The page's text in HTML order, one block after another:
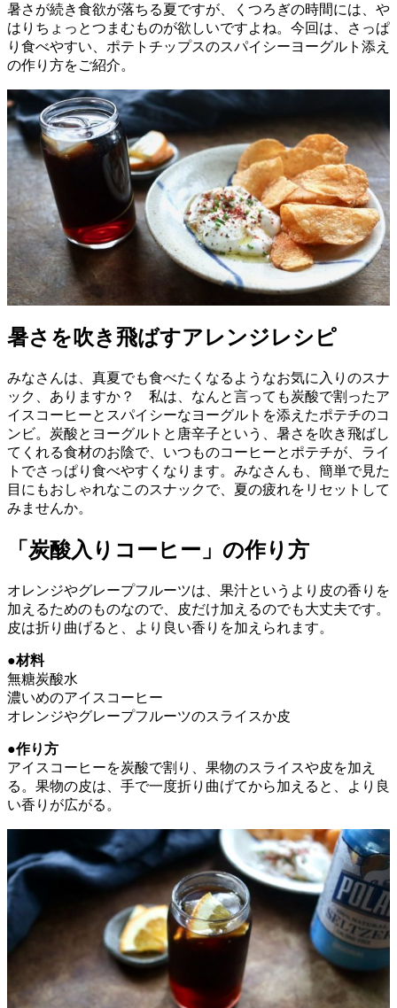
暑さが続き食欲が落ちる夏ですが、くつろぎの時間には、や
はりちょっとつまむものが欲しいですよね。今回は、さっぱ
り食べやすい、ポテトチップスのスパイシーヨーグルト添え
の作り方をご紹介。
暑さを吹き飛ばすアレンジレシピ
みなさんは、真夏でも食べたくなるようなお気に入りのスナ
ック、ありますか？ 私は、なんと言っても炭酸で割ったア
イスコーヒーとスパイシーなヨーグルトを添えたポテチのコ
ンビ。炭酸とヨーグルトと唐辛子という、暑さを吹き飛ばし
てくれる食材のお陰で、いつものコーヒーとポテチが、ライ
トでさっぱり食べやすくなります。みなさんも、簡単で見た
目にもおしゃれなこのスナックで、夏の疲れをリセットして
みませんか。
「炭酸入りコーヒー」の作り方
オレンジやグレープフルーツは、果汁というより皮の香りを
加えるためのものなので、皮だけ加えるのでも大丈夫です。
皮は折り曲げると、より良い香りを加えられます。
●材料
無糖炭酸水
濃いめのアイスコーヒー
オレンジやグレープフルーツのスライスか皮
●作り方
アイスコーヒーを炭酸で割り、果物のスライスや皮を加え
る。果物の皮は、手で一度折り曲げてから加えると、より良
い香りが広がる。